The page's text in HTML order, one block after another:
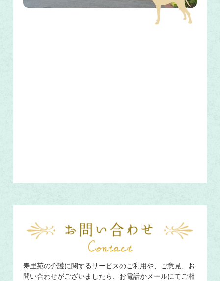
寿里苑の介護に関するサービスのご利用や、ご意見、お
問い合わせがございましたら、お電話かメールにてご相